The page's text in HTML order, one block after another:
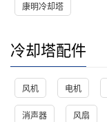
康明冷却塔
冷却塔配件
风机 电机
消声器 风扇